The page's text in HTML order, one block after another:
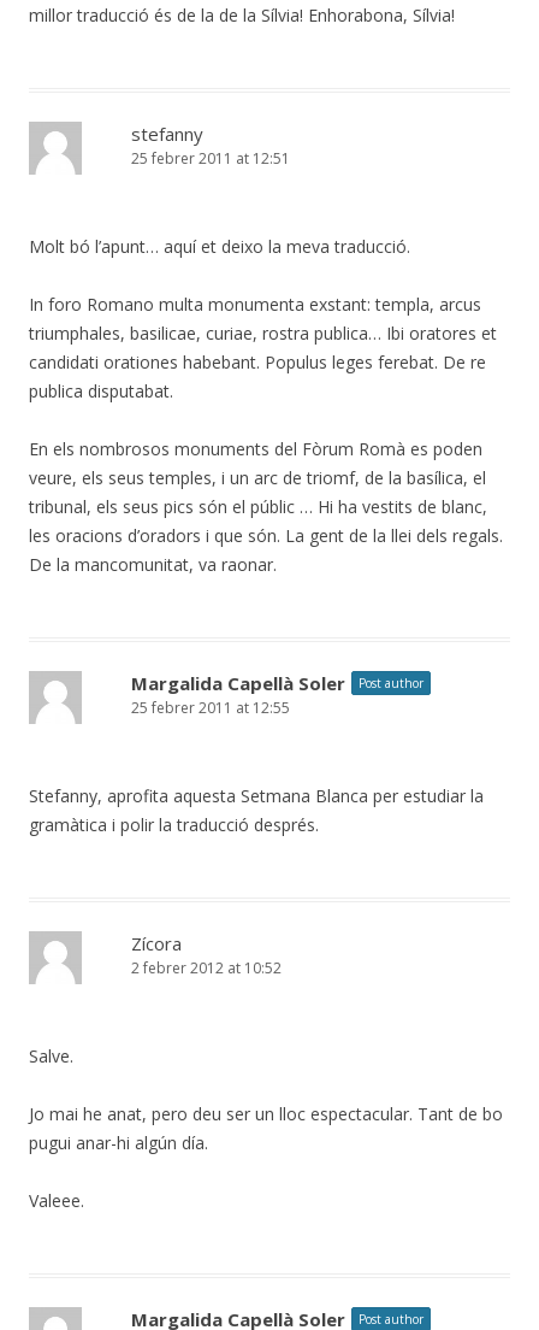
millor traducció és de la de la Sílvia! Enhorabona, Sílvia!
stefanny
25 febrer 2011 at 12:51
Molt bó l’apunt… aquí et deixo la meva traducció.
In foro Romano multa monumenta exstant: templa, arcus
triumphales, basilicae, curiae, rostra publica… Ibi oratores et
candidati orationes habebant. Populus leges ferebat. De re
publica disputabat.
En els nombrosos monuments del Fòrum Romà es poden
veure, els seus temples, i un arc de triomf, de la basílica, el
tribunal, els seus pics són el públic … Hi ha vestits de blanc,
les oracions d’oradors i que són. La gent de la llei dels regals.
De la mancomunitat, va raonar.
Margalida Capellà Soler Post author
25 febrer 2011 at 12:55
Stefanny, aprofita aquesta Setmana Blanca per estudiar la
gramàtica i polir la traducció després.
Zícora
2 febrer 2012 at 10:52
Salve.
Jo mai he anat, pero deu ser un lloc espectacular. Tant de bo
pugui anar-hi algún día.
Valeee.
Margalida Capellà Soler Post author